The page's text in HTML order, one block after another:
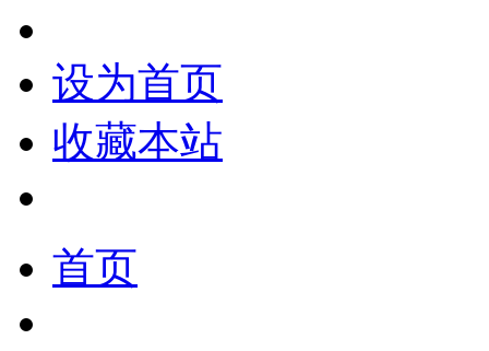
设为首页
收藏本站
首页